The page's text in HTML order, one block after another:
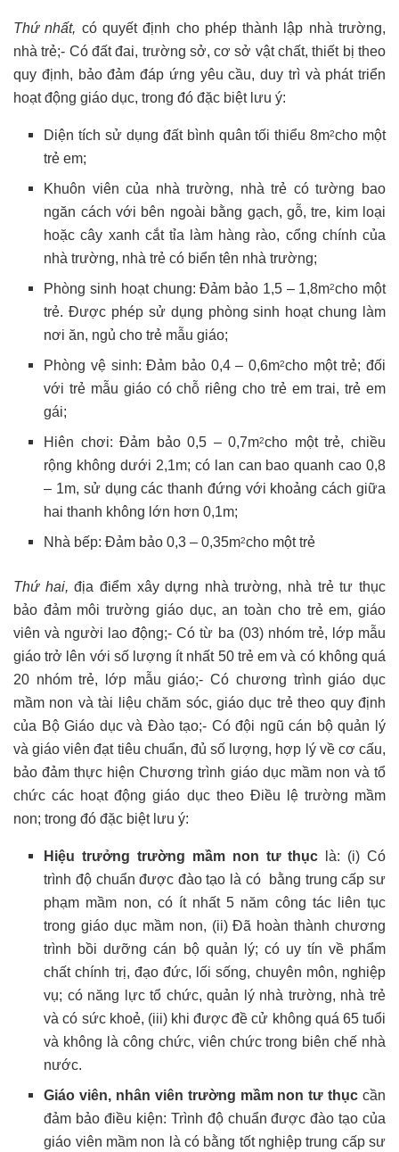
Thứ nhất, có quyết định cho phép thành lập nhà trường,
nhà trẻ;- Có đất đai, trường sở, cơ sở vật chất, thiết bị theo
quy định, bảo đảm đáp ứng yêu cầu, duy trì và phát triển
hoạt động giáo dục, trong đó đặc biệt lưu ý:
Diện tích sử dụng đất bình quân tối thiểu 8m2cho một
trẻ em;
Khuôn viên của nhà trường, nhà trẻ có tường bao
ngăn cách với bên ngoài bằng gạch, gỗ, tre, kim loại
hoặc cây xanh cắt tỉa làm hàng rào, cổng chính của
nhà trường, nhà trẻ có biển tên nhà trường;
Phòng sinh hoạt chung: Đảm bảo 1,5 – 1,8m2cho một
trẻ. Được phép sử dụng phòng sinh hoạt chung làm
nơi ăn, ngủ cho trẻ mẫu giáo;
Phòng vệ sinh: Đảm bảo 0,4 – 0,6m2cho một trẻ; đối
với trẻ mẫu giáo có chỗ riêng cho trẻ em trai, trẻ em
gái;
Hiên chơi: Đảm bảo 0,5 – 0,7m2cho một trẻ, chiều
rộng không dưới 2,1m; có lan can bao quanh cao 0,8
– 1m, sử dụng các thanh đứng với khoảng cách giữa
hai thanh không lớn hơn 0,1m;
Nhà bếp: Đảm bảo 0,3 – 0,35m2cho một trẻ
Thứ hai, địa điểm xây dựng nhà trường, nhà trẻ tư thục
bảo đảm môi trường giáo dục, an toàn cho trẻ em, giáo
viên và người lao động;- Có từ ba (03) nhóm trẻ, lớp mẫu
giáo trở lên với số lượng ít nhất 50 trẻ em và có không quá
20 nhóm trẻ, lớp mẫu giáo;- Có chương trình giáo dục
mầm non và tài liệu chăm sóc, giáo dục trẻ theo quy định
của Bộ Giáo dục và Đào tạo;- Có đội ngũ cán bộ quản lý
và giáo viên đạt tiêu chuẩn, đủ số lượng, hợp lý về cơ cấu,
bảo đảm thực hiện Chương trình giáo dục mầm non và tổ
chức các hoạt động giáo dục theo Điều lệ trường mầm
non; trong đó đặc biệt lưu ý:
Hiệu trưởng trường mầm non tư thục
là: (i) Có
trình độ chuẩn được đào tạo là có bằng trung cấp sư
phạm mầm non, có ít nhất 5 năm công tác liên tục
trong giáo dục mầm non, (ii) Đã hoàn thành chương
trình bồi dưỡng cán bộ quản lý; có uy tín về phẩm
chất chính trị, đạo đức, lối sống, chuyên môn, nghiệp
vụ; có năng lực tổ chức, quản lý nhà trường, nhà trẻ
và có sức khoẻ, (iii) khi được đề cử không quá 65 tuổi
và không là công chức, viên chức trong biên chế nhà
nước.
Giáo viên, nhân viên trường mầm non tư thục cần
đảm bảo điều kiện: Trình độ chuẩn được đào tạo của
giáo viên mầm non là có bằng tốt nghiệp trung cấp sư